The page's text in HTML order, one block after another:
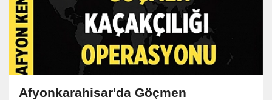
Afyonkarahisar'da Göçmen